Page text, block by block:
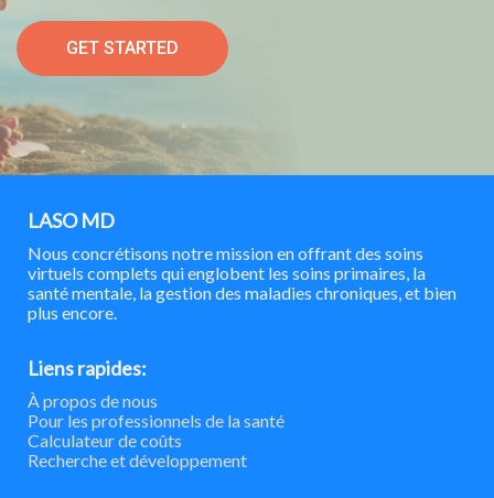
GET STARTED
LASO MD
Nous concrétisons notre mission en offrant des soins
virtuels complets qui englobent les soins primaires, la
santé mentale, la gestion des maladies chroniques, et bien
plus encore.
Liens rapides:
À propos de nous
Pour les professionnels de la santé
Calculateur de coûts
Recherche et développement